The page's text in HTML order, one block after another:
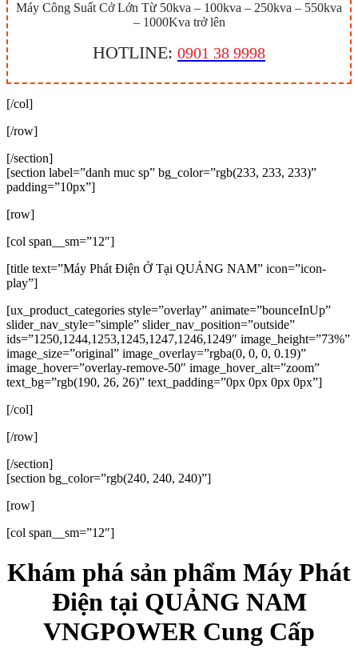
Máy Công Suất Cở Lớn Từ 50kva – 100kva – 250kva – 550kva
– 1000Kva trở lên
HOTLINE: 0901 38 9998
[/col]
[/row]
[/section]
[section label=”danh muc sp” bg_color=”rgb(233, 233, 233)”
padding=”10px”]
[row]
[col span__sm=”12″]
[title text=”Máy Phát Điện Ở Tại QUẢNG NAM” icon=”icon-
play”]
[ux_product_categories style=”overlay” animate=”bounceInUp”
slider_nav_style=”simple” slider_nav_position=”outside”
ids=”1250,1244,1253,1245,1247,1246,1249″ image_height=”73%”
image_size=”original” image_overlay=”rgba(0, 0, 0, 0.19)”
image_hover=”overlay-remove-50″ image_hover_alt=”zoom”
text_bg=”rgb(190, 26, 26)” text_padding=”0px 0px 0px 0px”]
[/col]
[/row]
[/section]
[section bg_color=”rgb(240, 240, 240)”]
[row]
[col span__sm=”12″]
Khám phá sản phẩm Máy Phát
Điện tại QUẢNG NAM
VNGPOWER Cung Cấp